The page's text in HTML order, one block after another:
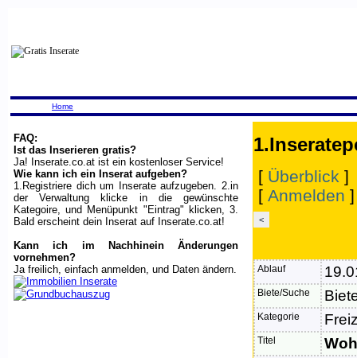
Home
FAQ:
Ist das Inserieren gratis?
Ja! Inserate.co.at ist ein kostenloser Service!
Wie kann ich ein Inserat aufgeben?
1.Registriere dich um Inserate aufzugeben. 2.in
der Verwaltung klicke in die gewünschte
Kategoire, und Menüpunkt "Eintrag" klicken, 3.
Bald erscheint dein Inserat auf Inserate.co.at!
Kann ich im Nachhinein Änderungen
vornehmen?
Ja freilich, einfach anmelden, und Daten ändern.
[ Überblick ]
[ Anmelden
<
Ablauf
Biete/Suche
Kategorie
Titel